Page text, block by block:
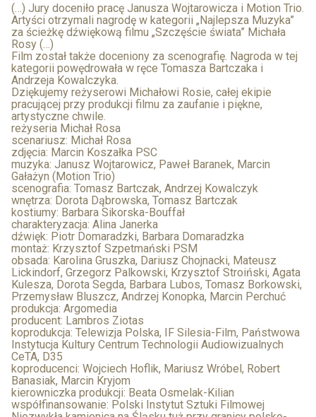
(…) Jury doceniło pracę Janusza Wojtarowicza i Motion Trio.
Artyści otrzymali nagrodę w kategorii „Najlepsza Muzyka”
za ścieżkę dźwiękową filmu „Szczęście świata” Michała
Rosy (…)
Film został także doceniony za scenografię. Nagroda w tej
kategorii powędrowała w ręce Tomasza Bartczaka i
Andrzeja Kowalczyka.
Dziękujemy reżyserowi Michałowi Rosie, całej ekipie
pracującej przy produkcji filmu za zaufanie i piękne,
artystyczne chwile.
reżyseria Michał Rosa
scenariusz: Michał Rosa
zdjęcia: Marcin Koszałka PSC
muzyka: Janusz Wojtarowicz, Paweł Baranek, Marcin
Gałażyn (Motion Trio)
scenografia: Tomasz Bartczak, Andrzej Kowalczyk
wnętrza: Dorota Dąbrowska, Tomasz Bartczak
kostiumy: Barbara Sikorska-Bouffał
charakteryzacja: Alina Janerka
dźwięk: Piotr Domaradzki, Barbara Domaradzka
montaż: Krzysztof Szpetmański PSM
obsada: Karolina Gruszka, Dariusz Chojnacki, Mateusz
Lickindorf, Grzegorz Palkowski, Krzysztof Stroiński, Agata
Kulesza, Dorota Segda, Barbara Lubos, Tomasz Borkowski,
Przemysław Bluszcz, Andrzej Konopka, Marcin Perchuć
produkcja: Argomedia
producent: Lambros Ziotas
koprodukcja: Telewizja Polska, IF Silesia-Film, Państwowa
Instytucja Kultury Centrum Technologii Audiowizualnych
CeTA, D35
koproducenci: Wojciech Hoflik, Mariusz Wróbel, Robert
Banasiak, Marcin Kryjom
kierowniczka produkcji: Beata Osmelak-Kilian
współfinansowanie: Polski Instytut Sztuki Filmowej